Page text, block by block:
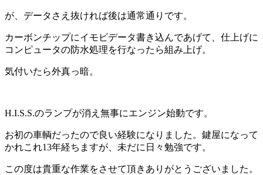
が、データさえ抜ければ後は通常通りです。
カーボンチップにイモビデータ書き込んであげて、仕上げに
コンピュータの防水処理を行なったら組み上げ。
気付いたら外真っ暗。
H.I.S.S.のランプが消え無事にエンジン始動です。
お初の車輌だったので良い経験になりました。鍵屋になって
かれこれ13年経ちますが、未だに日々勉強です。
この度は貴重な作業をさせて頂きありがとうございました。